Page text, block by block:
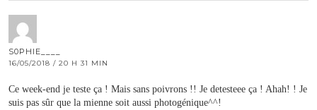
S0PHIE____
16/05/2018 / 20 H 31 MIN
Ce week-end je teste ça ! Mais sans poivrons !! Je detesteee ça ! Ahah! ! Je
suis pas sûr que la mienne soit aussi photogénique^^!